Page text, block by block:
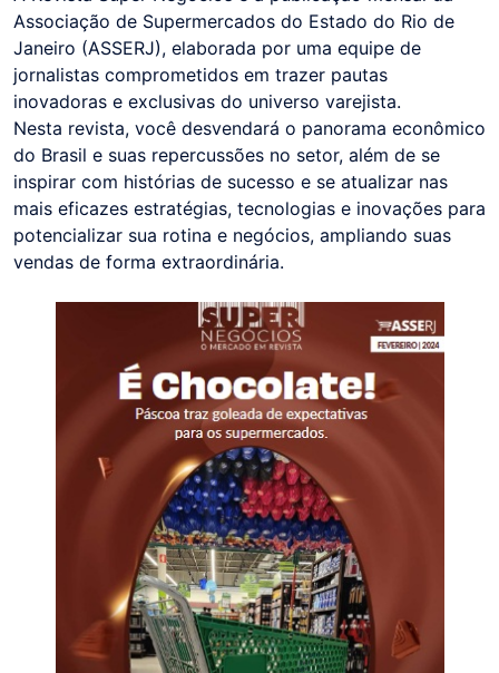
Associação de Supermercados do Estado do Rio de
Janeiro (ASSERJ), elaborada por uma equipe de
jornalistas comprometidos em trazer pautas
inovadoras e exclusivas do universo varejista.
Nesta revista, você desvendará o panorama econômico
do Brasil e suas repercussões no setor, além de se
inspirar com histórias de sucesso e se atualizar nas
mais eficazes estratégias, tecnologias e inovações para
potencializar sua rotina e negócios, ampliando suas
vendas de forma extraordinária.